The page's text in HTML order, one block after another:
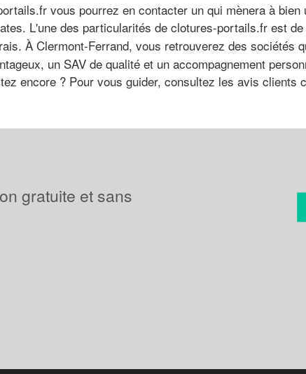
vous pourrez en contacter un qui mènera à
L'une des particularités de clotures-portails.fr est
À Clermont-Ferrand, vous retrouverez des sociétés
un SAV de qualité et un accompagnement
encore ? Pour vous guider, consultez les avis
gratuite et sans